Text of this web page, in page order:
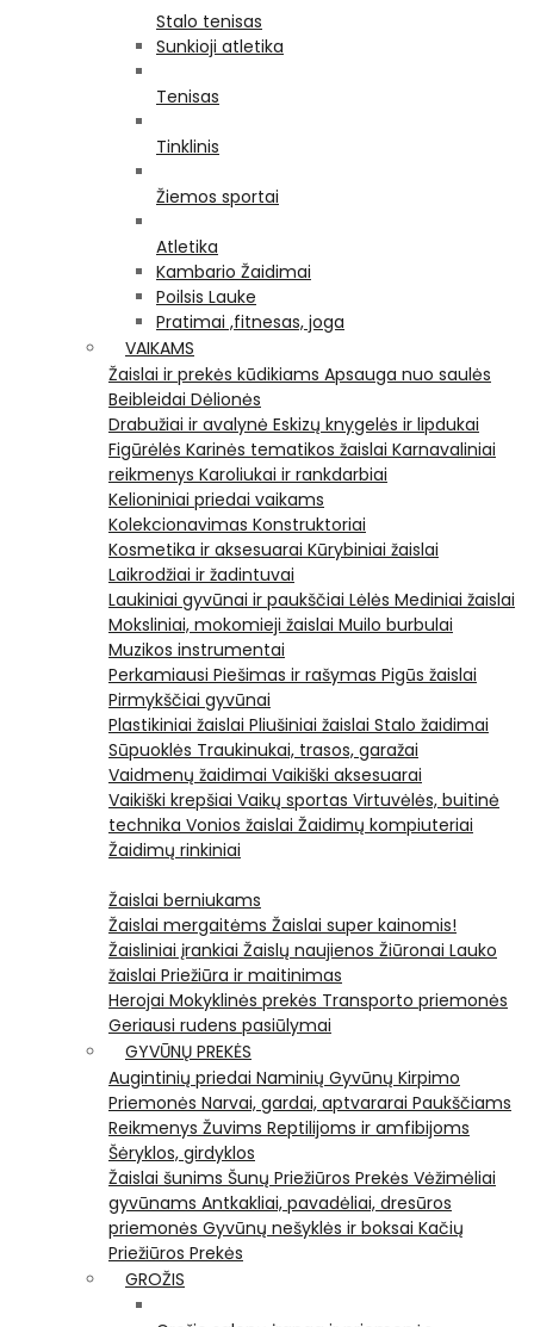
Stalo tenisas
Sunkioji atletika
Tenisas
Tinklinis
Žiemos sportai
Atletika
Kambario Žaidimai
Poilsis Lauke
Pratimai ,fitnesas, joga
VAIKAMS
Žaislai ir prekės kūdikiams Apsauga nuo saulės
Beibleidai Dėlionės
Drabužiai ir avalynė Eskizų knygelės ir lipdukai
Figūrėlės Karinės tematikos žaislai Karnavaliniai
reikmenys Karoliukai ir rankdarbiai
Kelioniniai priedai vaikams
Kolekcionavimas Konstruktoriai
Kosmetika ir aksesuarai Kūrybiniai žaislai
Laikrodžiai ir žadintuvai
Laukiniai gyvūnai ir paukščiai Lėlės Mediniai žaislai
Moksliniai, mokomieji žaislai Muilo burbulai
Muzikos instrumentai
Perkamiausi Piešimas ir rašymas Pigūs žaislai
Pirmykščiai gyvūnai
Plastikiniai žaislai Pliušiniai žaislai Stalo žaidimai
Sūpuoklės Traukinukai, trasos, garažai
Vaidmenų žaidimai Vaikiški aksesuarai
Vaikiški krepšiai Vaikų sportas Virtuvėlės, buitinė
technika Vonios žaislai Žaidimų kompiuteriai
Žaidimų rinkiniai
Žaislai berniukams
Žaislai mergaitėms Žaislai super kainomis!
Žaisliniai įrankiai Žaislų naujienos Žiūronai Lauko
žaislai Priežiūra ir maitinimas
Herojai Mokyklinės prekės Transporto priemonės
Geriausi rudens pasiūlymai
GYVŪNŲ PREKĖS
Augintinių priedai Naminių Gyvūnų Kirpimo
Priemonės Narvai, gardai, aptvararai Paukščiams
Reikmenys Žuvims Reptilijoms ir amfibijoms
Šėryklos, girdyklos
Žaislai šunims Šunų Priežiūros Prekės Vėžimėliai
gyvūnams Antkakliai, pavadėliai, dresūros
priemonės Gyvūnų nešyklės ir boksai Kačių
Priežiūros Prekės
GROŽIS